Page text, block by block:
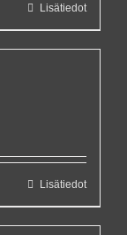
Lisätiedot
Lisätiedot